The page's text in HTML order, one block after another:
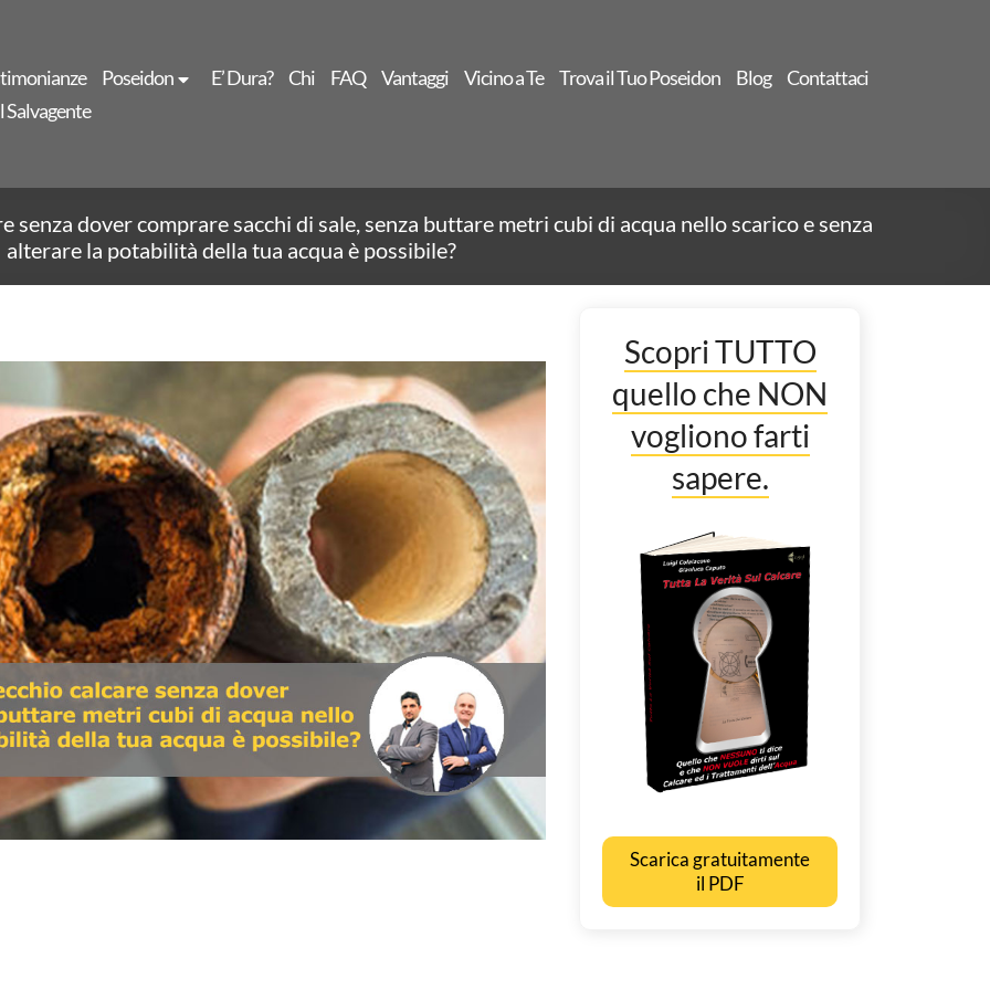
Poseidon E’ Dura? Chi FAQ Vantaggi Vicino a Te Trova il Tuo Poseidon Blog
Contattaci
Salvagente
dover comprare sacchi di sale, senza buttare metri cubi di acqua nello scarico e senza
alterare la potabilità della tua acqua è possibile?
Scopri TUTTO
quello che NON
vogliono farti
sapere.
Scarica gratuitamente
il PDF